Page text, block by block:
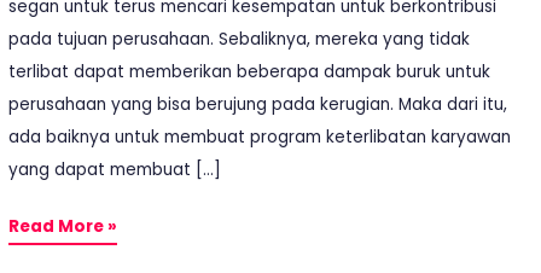
segan untuk terus mencari kesempatan untuk berkontribusi
pada tujuan perusahaan. Sebaliknya, mereka yang tidak
terlibat dapat memberikan beberapa dampak buruk untuk
perusahaan yang bisa berujung pada kerugian. Maka dari itu,
ada baiknya untuk membuat program keterlibatan karyawan
yang dapat membuat […]
Read More »